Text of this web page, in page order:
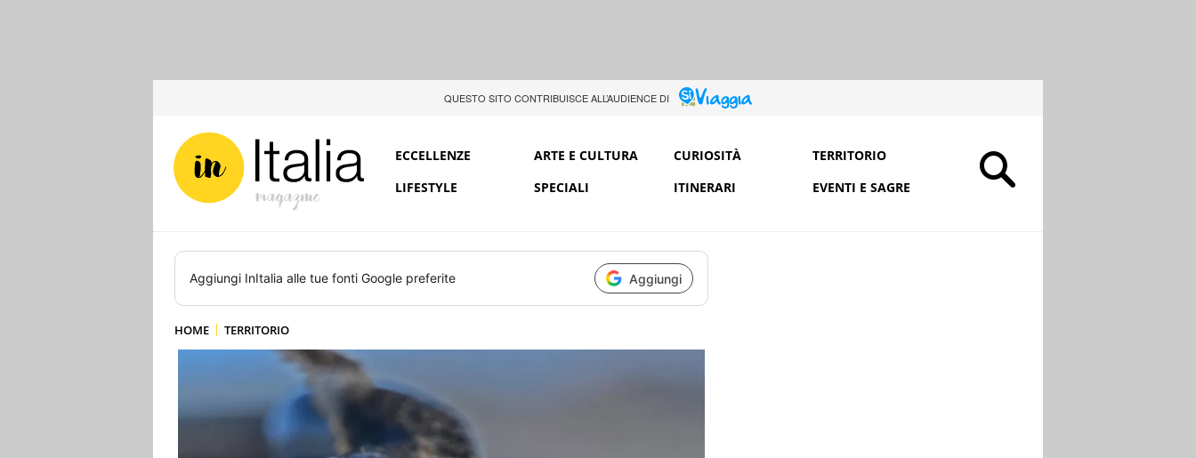
QUESTO SITO CONTRIBUISCE ALL’AUDIENCE DI
ECCELLENZE ARTE E CULTURA CURIOSITÀ
TERRITORIO
LIFESTYLE
SPECIALI ITINERARI EVENTI E SAGRE
Aggiungi InItalia alle tue fonti Google preferite Aggiungi
HOME TERRITORIO